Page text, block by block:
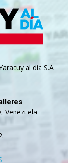
al día S.A.
Venezuela.